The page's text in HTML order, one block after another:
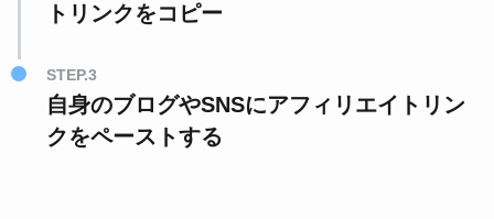
トリンクをコピー
STEP.3
自身のブログやSNSにアフィリエイトリン
クをペーストする